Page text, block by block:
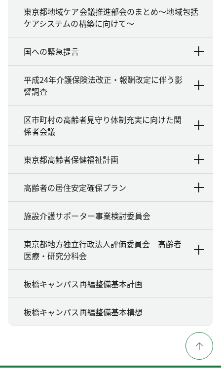
東京都地域ケア会議推進部会のまとめ～地域包括
ケアシステムの構築に向けて～
国への緊急提言
平成24年介護保険法改正・報酬改定に伴う影
響調査
区市町村の高齢者見守り体制充実に向けた関
係者会議
東京都高齢者保健福祉計画
高齢者の居住安定確保プラン
施設介護サポーター事業検討委員会
東京都地方独立行政法人評価委員会 高齢者
医療・研究分科会
板橋キャンパス再編整備基本計画
板橋キャンパス再編整備基本構想